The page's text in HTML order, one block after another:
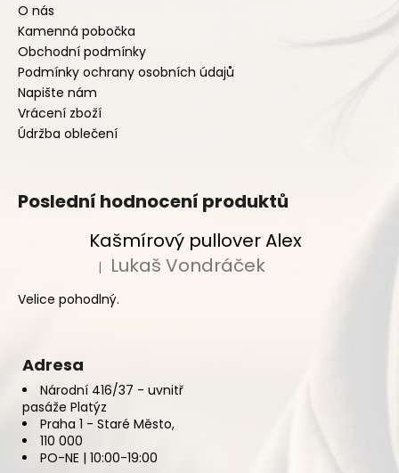
m
e
O nás
Kamenná pobočka
Obchodní podmínky
Podmínky ochrany osobních údajů
Napište nám
Vrácení zboží
Údržba oblečení
Poslední hodnocení produktů
Kašmírový pullover Alex
Hodnocení produktu je 5 z 5 hvězdiček.
| Lukaš Vondráček
Velice pohodlný.
Adresa
Národní 416/37 - uvnitř
pasáže Platýz
Praha 1 - Staré Město,
110 000
PO-NE | 10:00-19:00